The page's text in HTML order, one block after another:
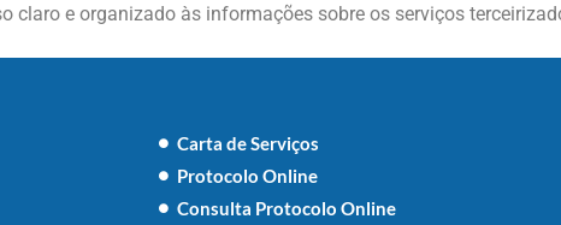
claro e organizado às informações sobre os serviços
Carta de Serviços
Protocolo Online
Consulta Protocolo Online